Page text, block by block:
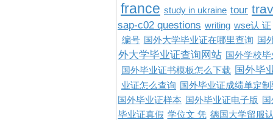
france study in ukraine tour
sap-c02 questions writing wse认 证
编号 国外大学毕业证在哪里查询 国
外大学毕业证查询网站 国外学校
国外毕业证书模板怎么下载 国外毕
业证怎么查询
国外毕业证成绩单定
国外毕业证样本
国外毕业证电子版
毕业证真假 学位文 凭 德国大学留服